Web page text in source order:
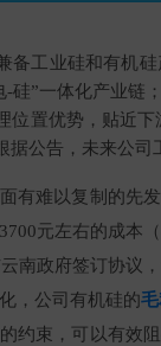
备工业硅和有机
-硅”一体化产业链
位置优势，贴近下
据公告，未来公司
有难以复制的先
元左右的成本
南政府签订协议
，公司有机硅的
约束，可以有效